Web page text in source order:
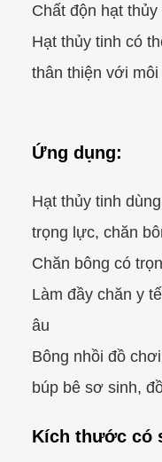
Chất độn hạt
Hạt thủy tinh có
thân thiện với
Ứng dụng:
Hạt thủy tinh
trọng lực, chăn
Chăn bông có
Làm đầy chăn y
âu
Bông nhồi đồ
búp bê sơ sinh,
Kích thước có